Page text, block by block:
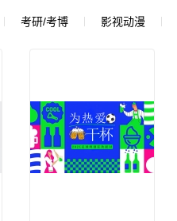
考研/考博 影视动漫